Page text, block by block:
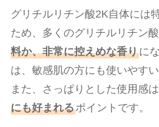
グリチルリチン酸2K自体には
ため、多くのグリチルリチン
料か、非常に控えめな香りに
は、敏感肌の方にも使いやす
また、さっぱりとした使用感は
にも好まれるポイントです。